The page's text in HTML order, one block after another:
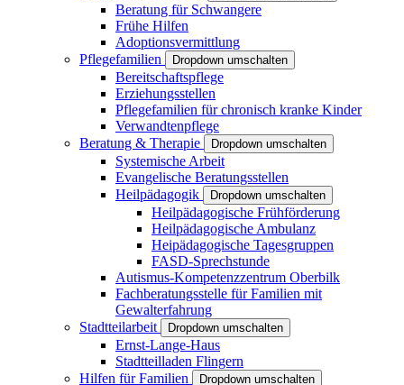
Beratung für Schwangere
Frühe Hilfen
Adoptionsvermittlung
Pflegefamilien
Dropdown umschalten
Bereitschaftspflege
Erziehungsstellen
Pflegefamilien für chronisch kranke Kinder
Verwandtenpflege
Beratung & Therapie
Dropdown umschalten
Systemische Arbeit
Evangelische Beratungsstellen
Heilpädagogik
Dropdown umschalten
Heilpädagogische Frühförderung
Heilpädagogische Ambulanz
Heipädagogische Tagesgruppen
FASD-Sprechstunde
Autismus-Kompetenzzentrum Oberbilk
Fachberatungsstelle für Familien mit
Gewalterfahrung
Stadtteilarbeit
Dropdown umschalten
Ernst-Lange-Haus
Stadtteilladen Flingern
Hilfen für Familien
Dropdown umschalten